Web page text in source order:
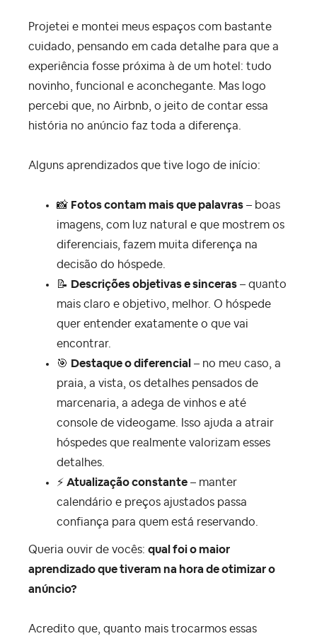
Projetei e montei meus espaços com bastante
cuidado, pensando em cada detalhe para que a
experiência fosse próxima à de um hotel: tudo
novinho, funcional e aconchegante. Mas logo
percebi que, no Airbnb, o jeito de contar essa
história no anúncio faz toda a diferença.
Alguns aprendizados que tive logo de início:
📸 Fotos contam mais que palavras – boas
imagens, com luz natural e que mostrem os
diferenciais, fazem muita diferença na
decisão do hóspede.
📝 Descrições objetivas e sinceras – quanto
mais claro e objetivo, melhor. O hóspede
quer entender exatamente o que vai
encontrar.
🎯 Destaque o diferencial – no meu caso, a
praia, a vista, os detalhes pensados de
marcenaria, a adega de vinhos e até
console de videogame. Isso ajuda a atrair
hóspedes que realmente valorizam esses
detalhes.
⚡ Atualização constante – manter
calendário e preços ajustados passa
confiança para quem está reservando.
Queria ouvir de vocês: qual foi o maior
aprendizado que tiveram na hora de otimizar o
anúncio?
Acredito que, quanto mais trocarmos essas